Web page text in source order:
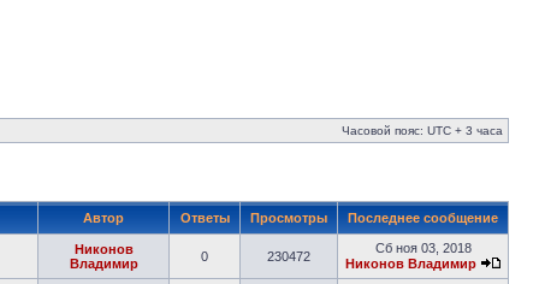
Часовой пояс: UTC + 3 часа
Автор Ответы Просмотры Последнее сообщение
Никонов
Владимир
0 230472
Сб ноя 03, 2018
Никонов Владимир